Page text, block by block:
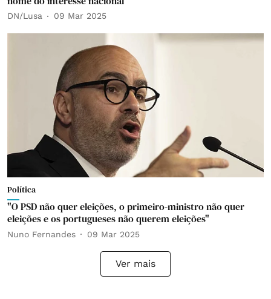
DN/Lusa 09 Mar 2025
Política
"O PSD não quer eleições, o primeiro-ministro não quer
eleições e os portugueses não querem eleições"
Nuno Fernandes 09 Mar 2025
Ver mais